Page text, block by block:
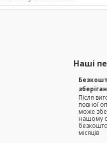
Наші
Після
повної
може
нашому
місяців